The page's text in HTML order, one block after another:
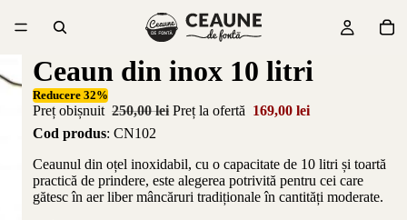
Ceaun din inox 10 litri
Reducere 32%
Preț obișnuit 250,00 lei Preț la ofertă 169,00 lei
Cod produs: CN102
Ceaunul din oțel inoxidabil, cu o capacitate de 10 litri și toartă
practică de prindere, este alegerea potrivită pentru cei care
gătesc în aer liber mâncăruri tradiționale în cantități moderate.